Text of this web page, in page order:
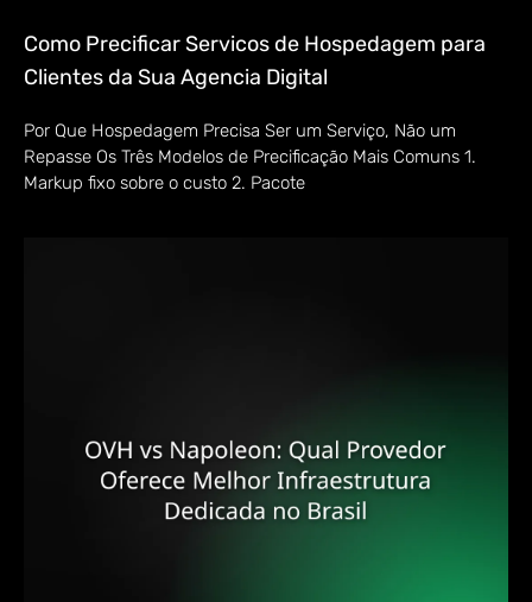
Como Precificar Servicos de Hospedagem para
Clientes da Sua Agencia Digital
Por Que Hospedagem Precisa Ser um Serviço, Não um
Repasse Os Três Modelos de Precificação Mais Comuns 1.
Markup fixo sobre o custo 2. Pacote